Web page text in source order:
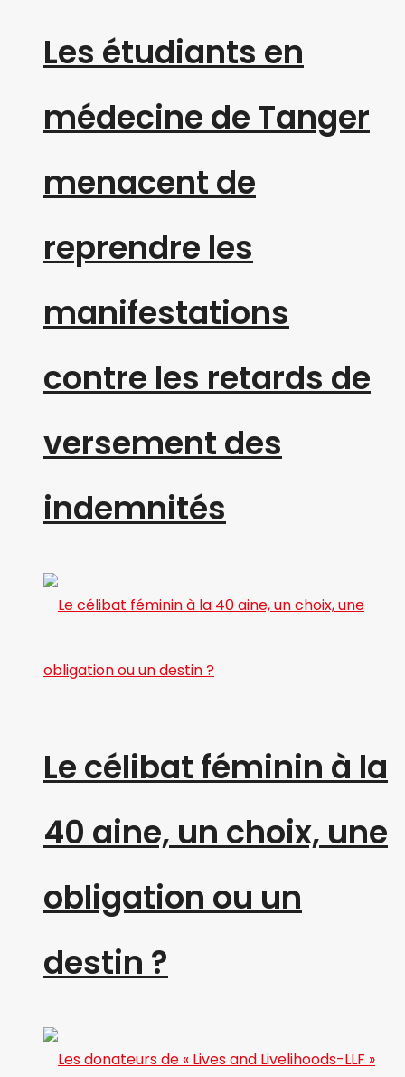
Les étudiants en
médecine de Tanger
menacent de
reprendre les
manifestations
contre les retards de
versement des
indemnités
Le célibat féminin à la
40 aine, un choix, une
obligation ou un
destin ?